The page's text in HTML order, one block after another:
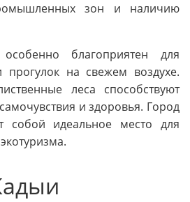
зон и наличию
благоприятен для
прогулок на свежем воздухе.
леса способствуют
и здоровья. Город
собой идеальное место для